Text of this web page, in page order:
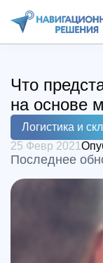
Логистика и
25 Февр 2021
Последнее
Что
на основе